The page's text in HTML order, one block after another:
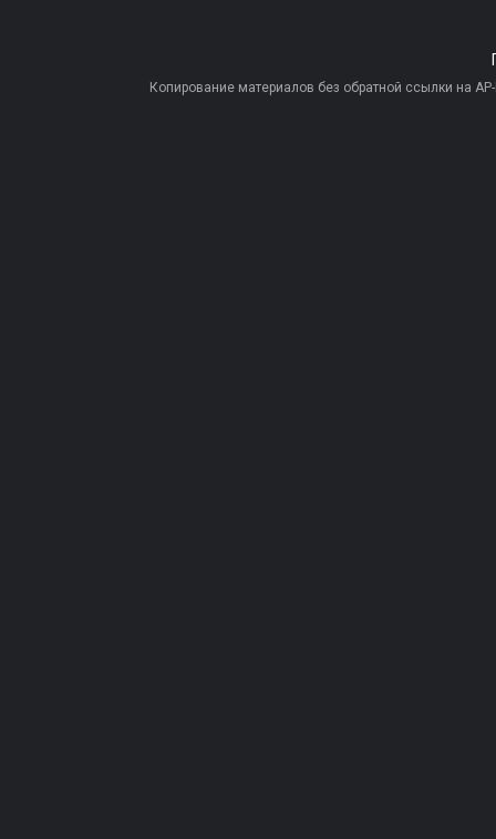
Копирование материалов без обратной ссылки на